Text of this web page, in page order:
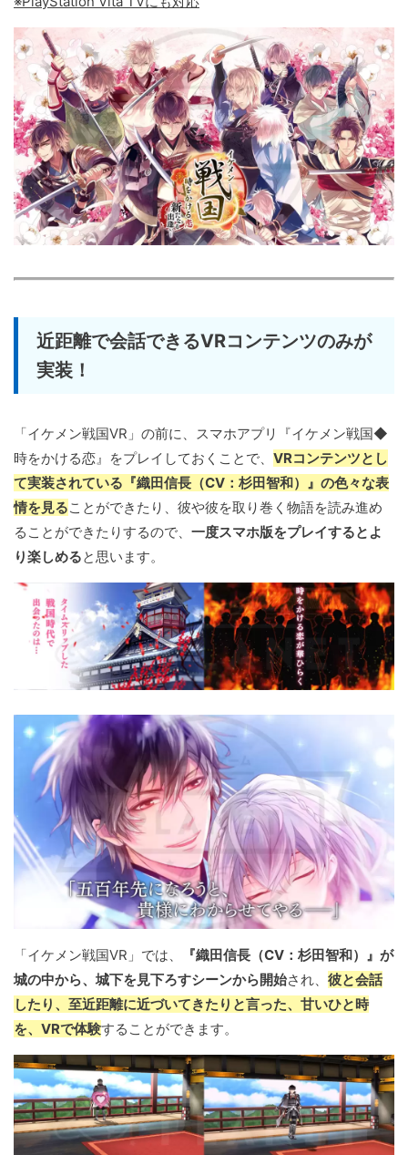
近距離で会話できるVRコンテンツのみが
実装！
「イケメン戦国VR」の前に、スマホアプリ『イケメン戦国◆
時をかける恋』をプレイしておくことで、 VRコンテンツとし
て実装されている『織田信長（CV：杉田智和）』の色々な表
情を見ることができたり、彼や彼を取り巻く物語を読み進め
ることができたりするので、 一度スマホ版をプレイするとよ
り楽しめると思います。
「イケメン戦国VR」では、
『織田信長（CV：杉田智和）』が
城の中から、城下を見下ろすシーンから開始され、 彼と会話
したり、至近距離に近づいてきたりと言った、甘いひと時
を、VRで体験することができます。